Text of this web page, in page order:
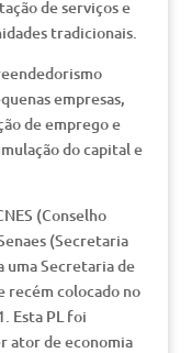
de serviços e
tradicionais.
empresas,
de emprego e
do capital e
(Conselho
(Secretaria
uma Secretaria de
recém colocado no
Esta PL foi
ator de economia